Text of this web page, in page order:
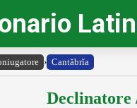
› Cantăbrĭa
Declinatore